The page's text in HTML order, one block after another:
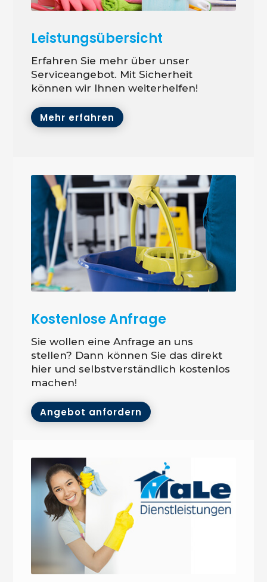
Leistungsübersicht
Erfahren Sie mehr über unser
Serviceangebot. Mit Sicherheit
können wir Ihnen weiterhelfen!
Mehr erfahren
Kostenlose Anfrage
Sie wollen eine Anfrage an uns
stellen? Dann können Sie das direkt
hier und selbstverständlich kostenlos
machen!
Angebot anfordern